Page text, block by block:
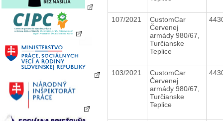
107/2021
CustomCar
Červenej
armády 980/67,
Turčianske
Teplice
103/2021
CustomCar
Červenej
armády 980/67,
Turčianske
Teplice